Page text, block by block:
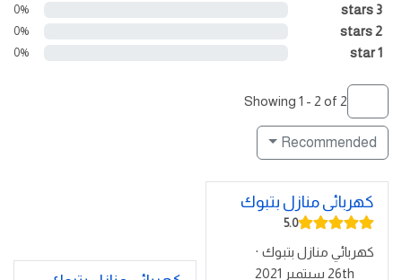
3 stars
0%
2 stars
0%
1 star
0%
Showing 1 - 2 of 2
Recommended
كهربائى منازل بتبوك
5.0
كهربائي منازل بتبوك ·
26th سبتمبر 2021